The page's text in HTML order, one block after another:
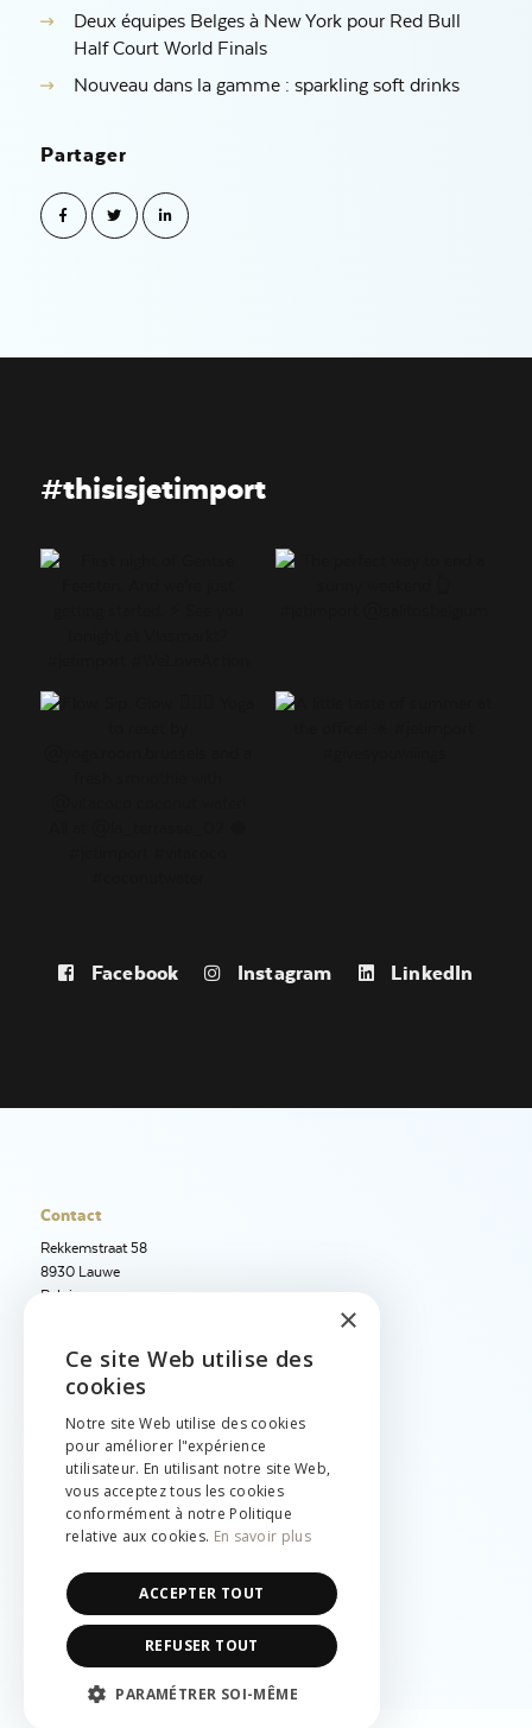
Deux équipes Belges à New York pour Red Bull
Half Court World Finals
Nouveau dans la gamme : sparkling soft drinks
Partager
#thisisjetimport
Facebook Instagram LinkedIn
Contact
Rekkemstraat 58
8930 Lauwe
Belgique
+32 56 50 12 95
info@jetimport.be
Langue
English
Nederlands
Français
Légal
Cookies & vie privée
Conditions générales
ENGLISH
×
Ce site Web utilise des
cookies
Notre site Web utilise des cookies
pour améliorer l"expérience
utilisateur. En utilisant notre site Web,
vous acceptez tous les cookies
conformément à notre Politique
relative aux cookies. En savoir plus
ACCEPTER TOUT
REFUSER TOUT
PARAMÉTRER SOI-MÊME